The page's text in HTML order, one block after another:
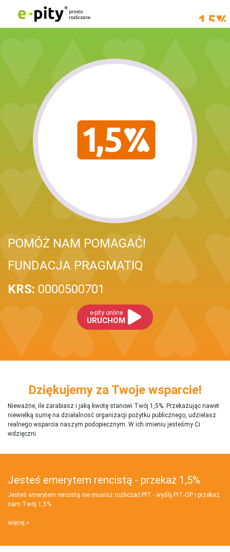
POMÓŻ NAM POMAGAĆ!
FUNDACJA PRAGMATIQ
KRS: 0000500701
e-pity online
URUCHOM
Dziękujemy za Twoje wsparcie!
Nieważne, ile zarabiasz i jaką kwotę stanowi Twój 1,5%. Przekazując nawet
niewielką sumę na działalnosć organizacji pożytku publicznego, udzielasz
realnego wsparcia naszym podopiecznym. W ich imieniu jesteśmy Ci
wdzięczni.
Jesteś emerytem rencistą - przekaż 1,5%
Jesteś emerytem rencistą nie musisz rozliczać PIT - wyślij PIT‑OP i przekaż
nam Twój 1,5%
więcej